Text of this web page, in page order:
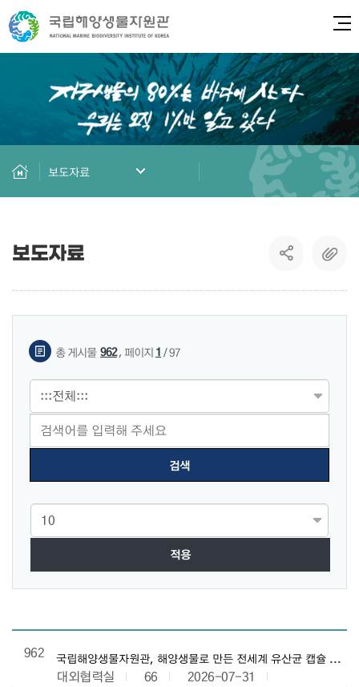
보도자료
보도자료
게시물 검색
총 게시물 962, 페이지 1 / 97
적용
보도자료 목록으로 번호, 제목, 작성자, 조회수,등록일, 첨부파일로
962
국립해양생물자원관, 해양생물로 만든 전세계 유산균 캡슐 소개
대외협력실 66
2026-07-31